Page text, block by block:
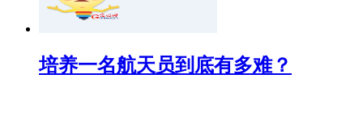
培养一名航天员到底有多难？